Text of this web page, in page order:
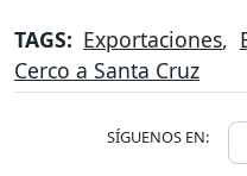
TAGS: Exportaciones,
Cerco a Santa Cruz
SÍGUENOS EN: